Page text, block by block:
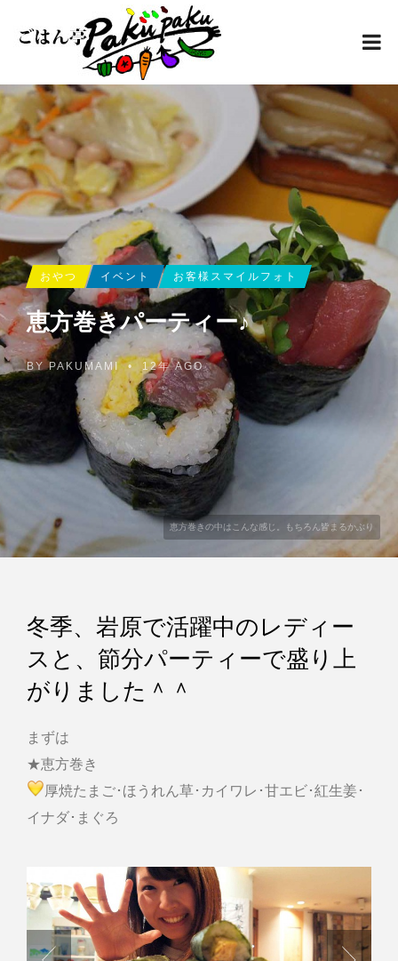
恵方巻きの中はこんな感じ。もちろん皆まるかぶり
おやつ イベント お客様スマイルフォト
恵方巻きパーティー♪
BYPAKUMAMI • 12年 AGO
冬季、岩原で活躍中のレディー
スと、節分パーティーで盛り上
がりました＾＾
まずは
★恵方巻き
厚焼たまご･ほうれん草･カイワレ･甘エビ･紅生姜･
イナダ･まぐろ